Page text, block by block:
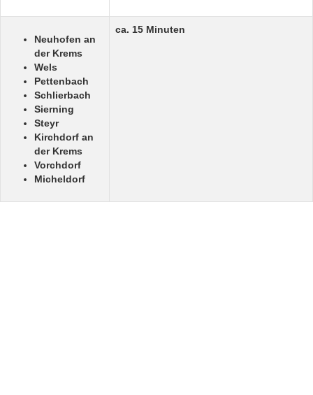
Neuhofen an
der Krems
Wels
Pettenbach
Schlierbach
Sierning
Steyr
Kirchdorf an
der Krems
Vorchdorf
Micheldorf
ca. 15 Minuten